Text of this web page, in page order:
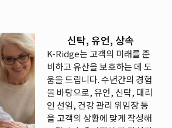
신탁, 유언, 상속
K-Ridge는 고객의 미래를 준
비하고 유산을 보호하는 데 도
움을 드립니다. 수년간의 경험
을 바탕으로, 유언, 신탁, 대리
인 선임, 건강 관리 위임장 등
을 고객의 상황에 맞게 작성해